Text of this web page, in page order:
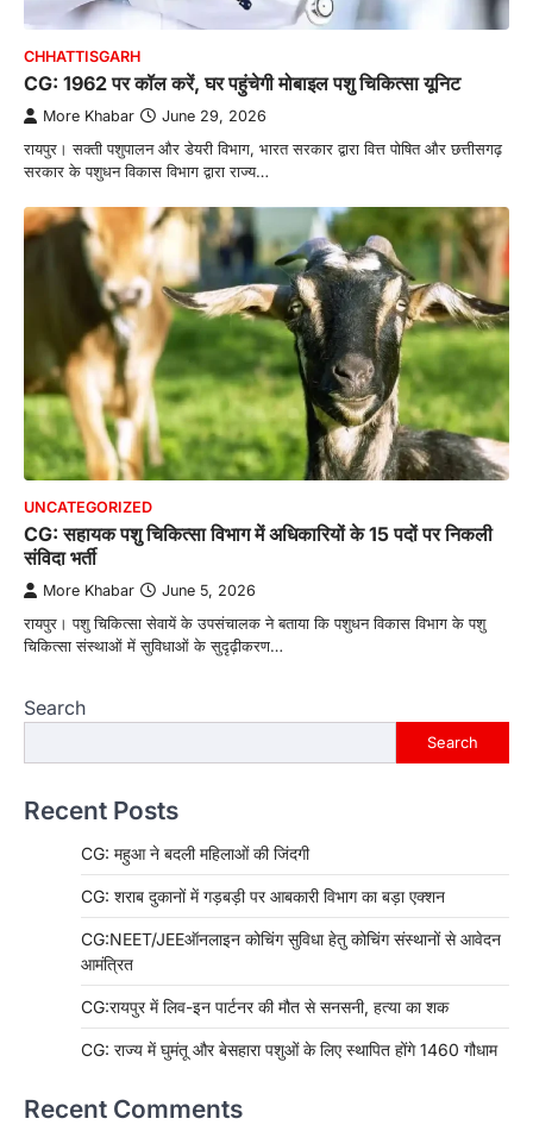
CHHATTISGARH
CG: 1962 पर कॉल करें, घर पहुंचेगी मोबाइल पशु चिकित्सा यूनिट
More Khabar June 29, 2026
रायपुर। सक्ती पशुपालन और डेयरी विभाग, भारत सरकार द्वारा वित्त पोषित और छत्तीसगढ़
सरकार के पशुधन विकास विभाग द्वारा राज्य…
UNCATEGORIZED
CG: सहायक पशु चिकित्सा विभाग में अधिकारियों के 15 पदों पर निकली
संविदा भर्ती
More Khabar June 5, 2026
रायपुर। पशु चिकित्सा सेवायें के उपसंचालक ने बताया कि पशुधन विकास विभाग के पशु
चिकित्सा संस्थाओं में सुविधाओं के सुदृढ़ीकरण…
Search
Search
Recent Posts
CG: महुआ ने बदली महिलाओं की जिंदगी
CG: शराब दुकानों में गड़बड़ी पर आबकारी विभाग का बड़ा एक्शन
CG:NEET/JEEऑनलाइन कोचिंग सुविधा हेतु कोचिंग संस्थानों से आवेदन
आमंत्रित
CG:रायपुर में लिव-इन पार्टनर की मौत से सनसनी, हत्या का शक
CG: राज्य में घुमंतू और बेसहारा पशुओं के लिए स्थापित होंगे 1460 गौधाम
Recent Comments